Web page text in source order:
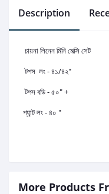
Description
চায়না লিনেন মিনি মেক্সি সেট
টপস লং - ৪১/৪২"
টপস বডি - ৫০" +
প্যান্ট লং - ৪০ "
More Products